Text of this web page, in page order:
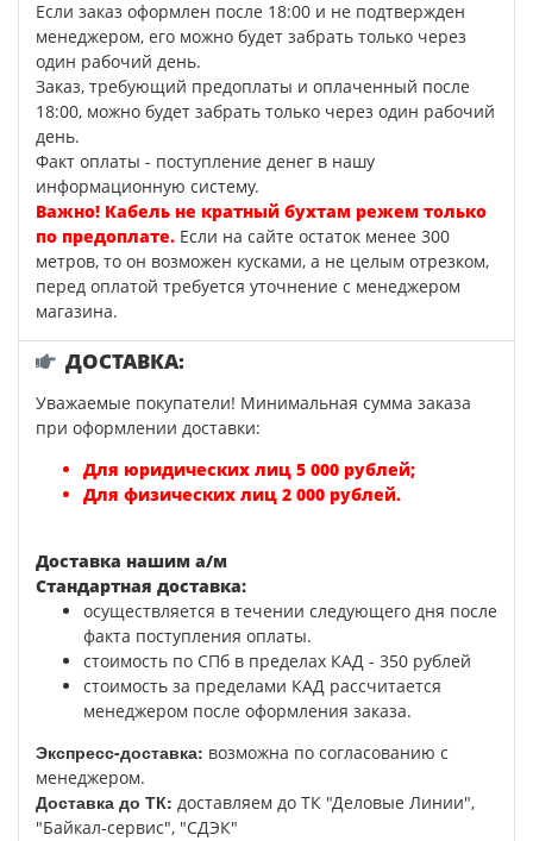
Если заказ оформлен после 18:00 и не подтвержден
менеджером, его можно будет забрать только через
один рабочий день.
Заказ, требующий предоплаты и оплаченный после
18:00, можно будет забрать только через один рабочий
день.
Факт оплаты - поступление денег в нашу
информационную систему.
Важно! Кабель не кратный бухтам режем только
по предоплате. Если на сайте остаток менее 300
метров, то он возможен кусками, а не целым отрезком,
перед оплатой требуется уточнение с менеджером
магазина.
ДОСТАВКА:
Уважаемые покупатели! Минимальная сумма заказа
при оформлении доставки:
Для юридических лиц 5 000 рублей;
Для физических лиц 2 000 рублей.
Доставка нашим а/м
Стандартная доставка:
осуществляется в течении следующего дня после
факта поступления оплаты.
стоимость по СПб в пределах КАД - 350 рублей
стоимость за пределами КАД рассчитается
менеджером после оформления заказа.
Экспресс-доставка: возможна по согласованию с
менеджером.
Доставка до ТК: доставляем до ТК "Деловые Линии",
"Байкал-сервис", "СДЭК"